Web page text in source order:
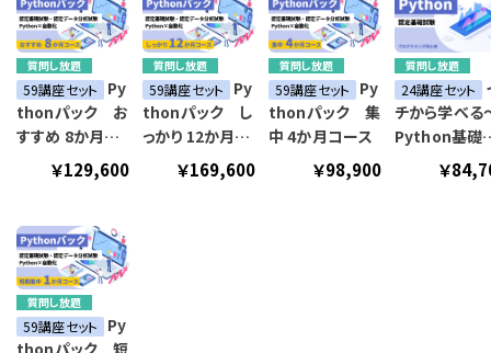
質問し放題
59講座セット Py
thonパック お
すすめ 8か月コ
￥129,600
質問し放題
59講座セット Py
thonパック し
っかり 12か月コ
￥169,600
質問し放題
59講座セット Py
thonパック 集
中 4か月コース
￥98,900
質問し放題
24講座セット
チから学べる
Python基礎
￥
質問し放題
59講座セット Py